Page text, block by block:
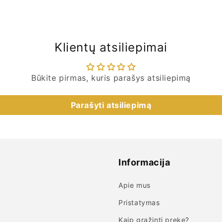
Klientų atsiliepimai
Būkite pirmas, kuris parašys atsiliepimą
Parašyti atsiliepimą
Informacija
Apie mus
Pristatymas
Kaip grąžinti prekę?